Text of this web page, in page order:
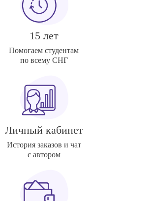
15 лет
Помогаем студентам
по всему СНГ
Личный кабинет
История заказов и чат
с автором